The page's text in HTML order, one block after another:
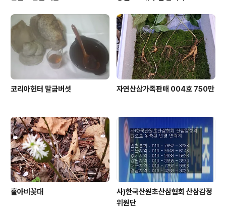
코리아헌터 말굽버섯 자연산삼가족판매 004호 750만
홀아비꽃대
사)한국산원초산삼협회 산삼감정
위원단